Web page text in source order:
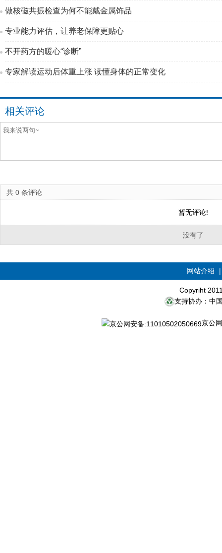
做核磁共振检查为何不能戴金属饰品
专业能力评估，让养老保障更贴心
不开药方的暖心“诊断”
专家解读运动后体重上涨 读懂身体的正常变化
相关评论
共 0 条评论
暂无评论!
没有了
网站介绍
Copyriht
支持协办：中
京公